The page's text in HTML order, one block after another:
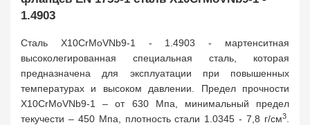
1.4903
Сталь X10CrMoVNb9-1 - 1.4903 - мартенситная
высоколегированная специальная сталь, которая
предназначена для эксплуатации при повышенных
температурах и высоком давлении. Предел прочности
X10CrMoVNb9-1 – от 630 Мпа, минимальный предел
текучести – 450 Мпа, плотность стали 1.0345 - 7,8 г/см3